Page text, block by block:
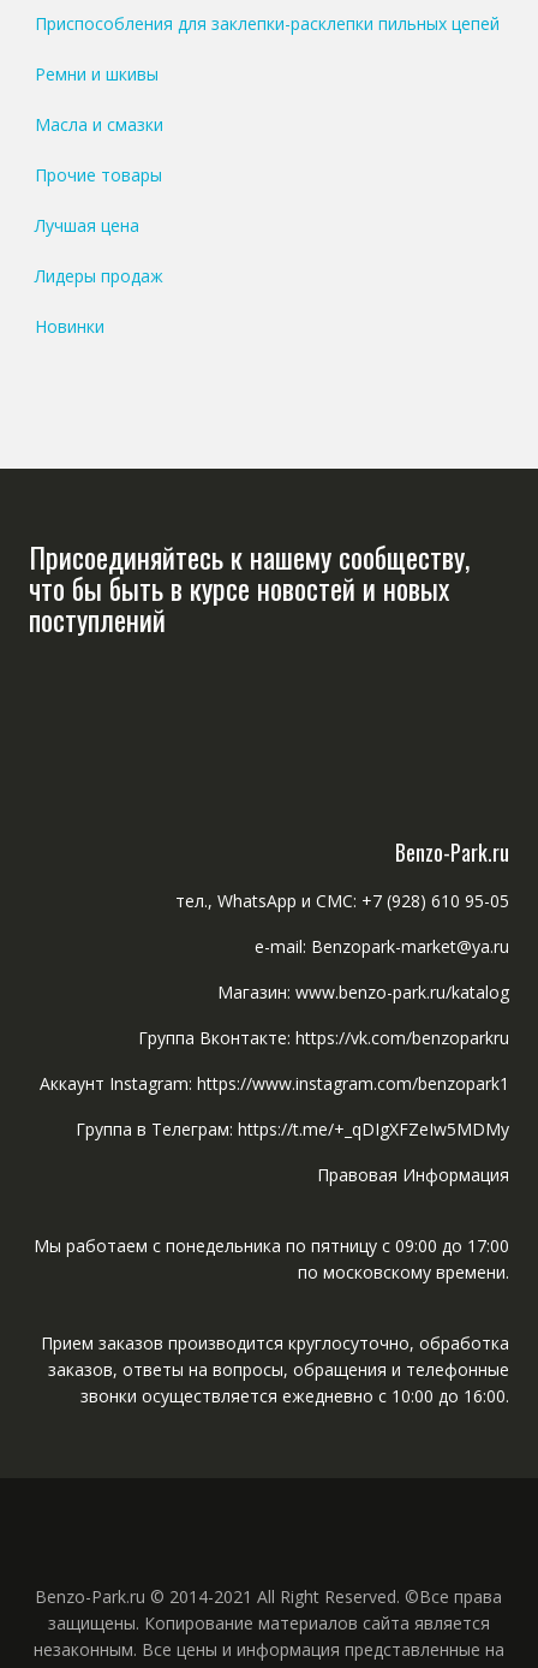
Приспособления для заклепки-расклепки пильных цепей
Ремни и шкивы
Масла и смазки
Прочие товары
Лучшая цена
Лидеры продаж
Новинки
Присоединяйтесь к нашему сообществу,
что бы быть в курсе новостей и новых
поступлений
Benzo-Park.ru
тел., WhatsApp и СМС: +7 (928) 610 95-05
e-mail: Benzopark-market@ya.ru
Магазин: www.benzo-park.ru/katalog
Группа Вконтакте: https://vk.com/benzoparkru
Аккаунт Instagram: https://www.instagram.com/benzopark1
Группа в Телеграм: https://t.me/+_qDIgXFZeIw5MDMy
Правовая Информация
Мы работаем с понедельника по пятницу с 09:00 до 17:00
по московскому времени.
Прием заказов производится круглосуточно, обработка
заказов, ответы на вопросы, обращения и телефонные
звонки осуществляется ежедневно с 10:00 до 16:00.
Benzo-Park.ru © 2014-2021 All Right Reserved. ©Все права
защищены. Копирование материалов сайта является
незаконным. Все цены и информация представленные на